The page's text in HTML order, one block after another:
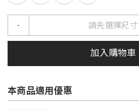
請先選擇尺寸
-
加入購物車
本商品適用優惠